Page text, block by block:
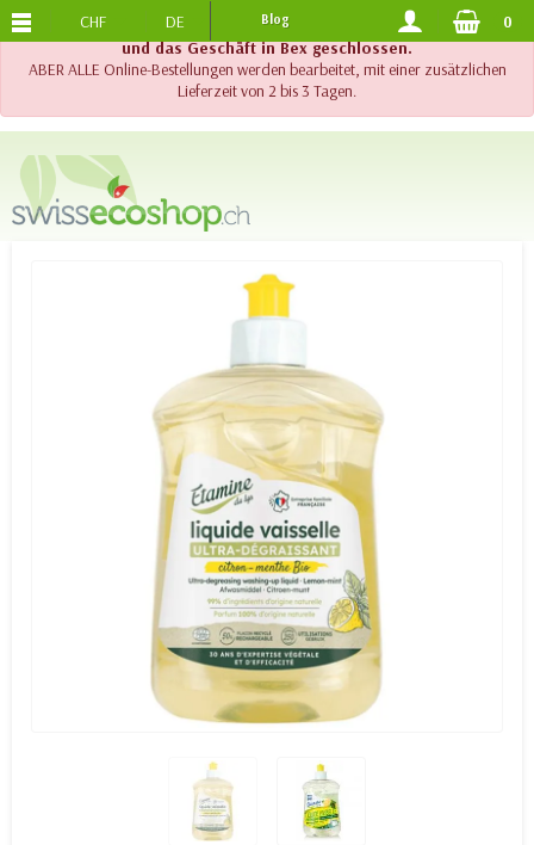
!! Wichtig !! Bis am 20. August 2026 sind der Telefonsupport
und das Geschäft in Bex geschlossen.
ABER ALLE Online-Bestellungen werden bearbeitet, mit einer zusätzlichen
Lieferzeit von 2 bis 3 Tagen.
KOSTENLOSER VERSAND AB 120.-
CHF DE Blog 0